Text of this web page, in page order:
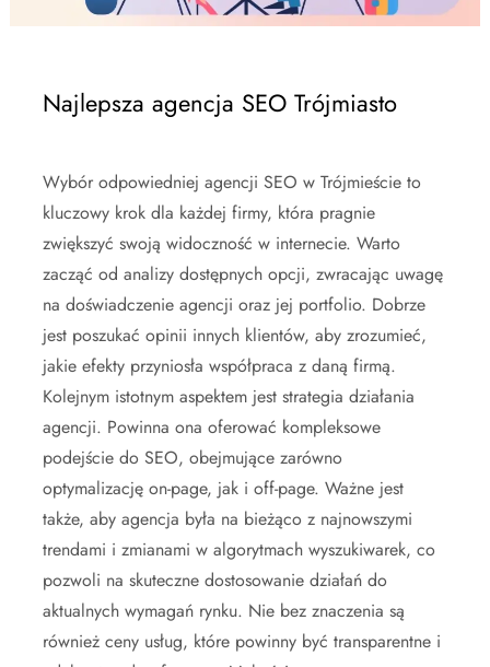
Najlepsza agencja SEO Trójmiasto
Wybór odpowiedniej agencji SEO w Trójmieście to
kluczowy krok dla każdej firmy, która pragnie
zwiększyć swoją widoczność w internecie. Warto
zacząć od analizy dostępnych opcji, zwracając uwagę
na doświadczenie agencji oraz jej portfolio. Dobrze
jest poszukać opinii innych klientów, aby zrozumieć,
jakie efekty przyniosła współpraca z daną firmą.
Kolejnym istotnym aspektem jest strategia działania
agencji. Powinna ona oferować kompleksowe
podejście do SEO, obejmujące zarówno
optymalizację on-page, jak i off-page. Ważne jest
także, aby agencja była na bieżąco z najnowszymi
trendami i zmianami w algorytmach wyszukiwarek, co
pozwoli na skuteczne dostosowanie działań do
aktualnych wymagań rynku. Nie bez znaczenia są
również ceny usług, które powinny być transparentne i